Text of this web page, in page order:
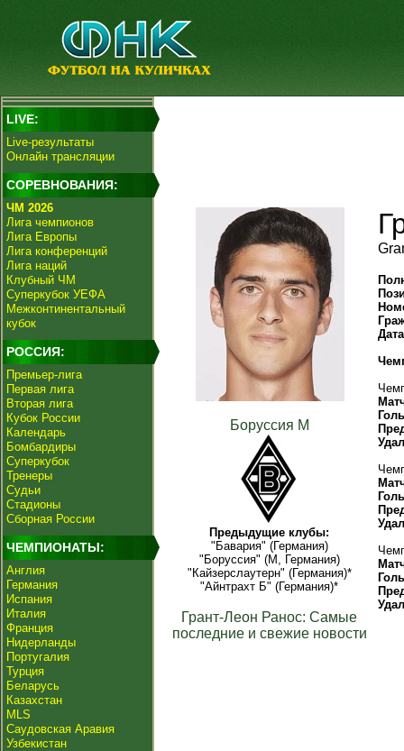
LIVE:
Live-результаты
Онлайн трансляции
СОРЕВНОВАНИЯ:
ЧМ 2026
Лига чемпионов
Лига Европы
Лига конференций
Лига наций
Клубный ЧМ
Суперкубок УЕФА
Межконтинентальный
кубок
РОССИЯ:
Премьер-лига
Первая лига
Вторая лига
Кубок России
Календарь
Бомбардиры
Суперкубок
Тренеры
Судьи
Стадионы
Сборная России
ЧЕМПИОНАТЫ:
Англия
Германия
Испания
Италия
Франция
Нидерланды
Португалия
Турция
Беларусь
Казахстан
MLS
Саудовская Аравия
Узбекистан
Боруссия М
Предыдущие клубы:
"Бавария" (Германия)
"Боруссия" (М, Германия)
"Кайзерслаутерн" (Германия)*
"Айнтрахт Б" (Германия)*
Грант-Леон Ранос: Самые
последние и свежие новости